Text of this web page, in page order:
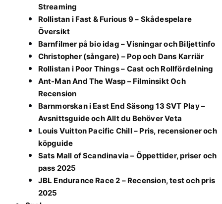
Streaming
Rollistan i Fast & Furious 9 – Skådespelare
Översikt
Barnfilmer på bio idag – Visningar och Biljettinfo
Christopher (sångare) – Pop och Dans Karriär
Rollistan i Poor Things – Cast och Rollfördelning
Ant-Man And The Wasp – Filminsikt Och
Recension
Barnmorskan i East End Säsong 13 SVT Play –
Avsnittsguide och Allt du Behöver Veta
Louis Vuitton Pacific Chill – Pris, recensioner och
köpguide
Sats Mall of Scandinavia – Öppettider, priser och
pass 2025
JBL Endurance Race 2 – Recension, test och pris
2025